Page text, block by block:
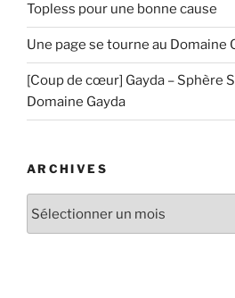
Topless pour une bonne cause
Une page se tourne au Domaine
[Coup de cœur] Gayda – Sphère
Domaine Gayda
ARCHIVES